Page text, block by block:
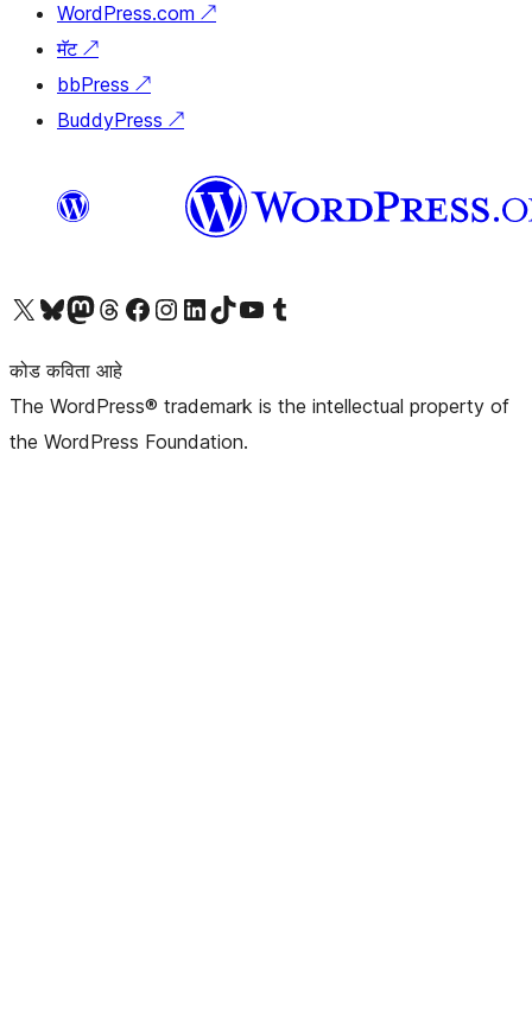
WordPress.com ↗
मॅट ↗
bbPress ↗
BuddyPress ↗
आमच्या X (एक्स) (पूर्वीचे ट्विटर) खात्याला भेट द्या आमच्या ब्लूस्की खात्याला भेट द्या.आमच्या Mastodon खात्याला भेट द्या.आमच्या थ्रेड्स खात्याला भेट द्या. आमच्या फेसबुक पेजला भेट द्या आमच्या इंस्टाग्राम खात्याला भेट द्या आमच्या लिंक्डइन खात्याला भेट द्या आमच्या टिकटॉक अकाउंटला भेट द्या.आमच्या यूट्यूब चॅनेलला भेट द्या आमच्या टंबलर खात्याला भेट द्या.
कोड कविता आहे
The WordPress® trademark is the intellectual property of
the WordPress Foundation.